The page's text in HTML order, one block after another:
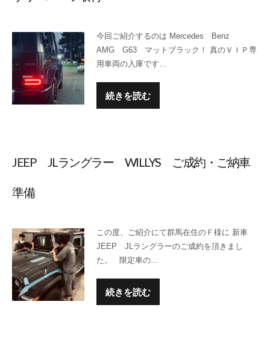
今回ご紹介するのは Mercedes Benz
AMG G63 マットブラック！ 真のＶＩＰ専
用車両の入庫です…
続きを読む
JEEP JLラングラー WILLYS ご成約・ご納車
準備
この度、ご紹介にて群馬在住のＦ様に 新車
JEEP JLラングラーのご成約を頂きまし
た。 限定車の…
続きを読む